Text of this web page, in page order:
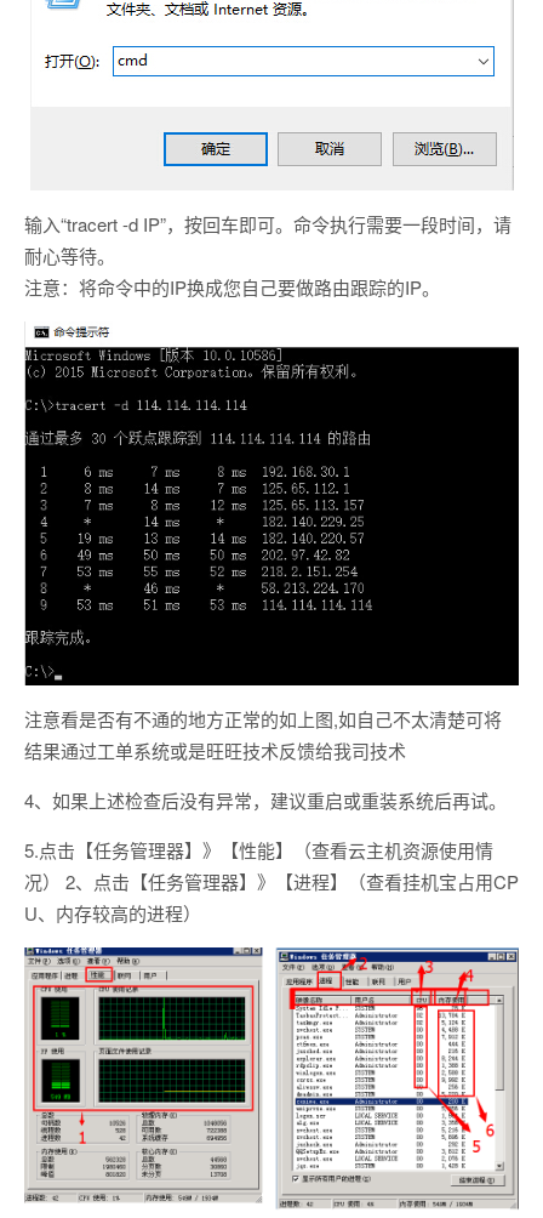
输入“tracert -d IP”，按回车即可。命令执行需要一段时间，请
耐心等待。
注意：将命令中的IP换成您自己要做路由跟踪的IP。
注意看是否有不通的地方正常的如上图,如自己不太清楚可将
结果通过工单系统或是旺旺技术反馈给我司技术
4、如果上述检查后没有异常，建议重启或重装系统后再试。
5.点击【任务管理器】》【性能】（查看云主机资源使用情
况） 2、点击【任务管理器】》【进程】（查看挂机宝占用CP
U、内存较高的进程）